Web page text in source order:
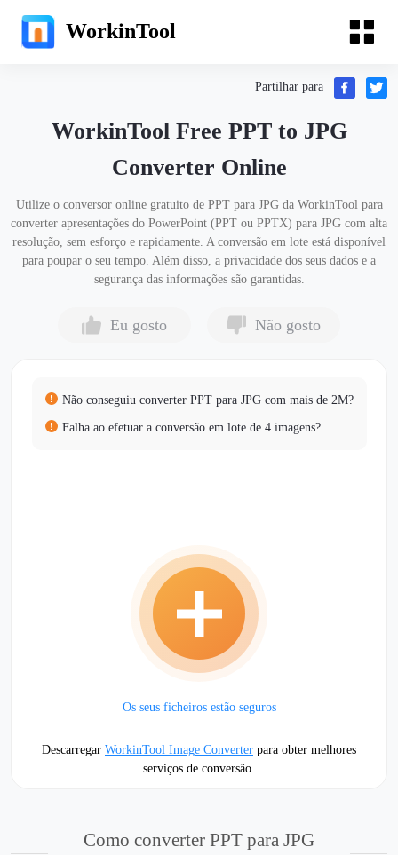
WorkinTool
Partilhar para
WorkinTool Free PPT to JPG
Converter Online
Utilize o conversor online gratuito de PPT para JPG da WorkinTool para
converter apresentações do PowerPoint (PPT ou PPTX) para JPG com alta
resolução, sem esforço e rapidamente. A conversão em lote está disponível
para poupar o seu tempo. Além disso, a privacidade dos seus dados e a
segurança das informações são garantidas.
Eu gosto Não gosto
Não conseguiu converter PPT para JPG com mais de 2M?
Falha ao efetuar a conversão em lote de 4 imagens?
Os seus ficheiros estão seguros
Descarregar WorkinTool Image Converter para obter melhores
serviços de conversão.
Como converter PPT para JPG